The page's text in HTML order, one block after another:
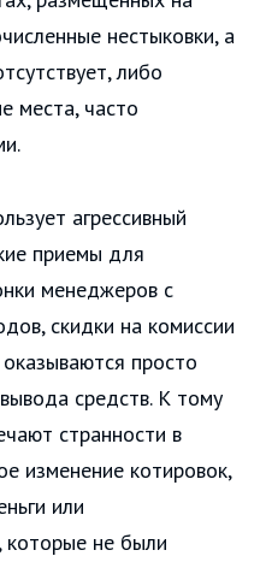
нестыковки, а
либо
места, часто
агрессивный
приемы для
менеджеров с
скидки на комиссии
просто
средств. К тому
странности в
изменение котировок,
или
которые не были